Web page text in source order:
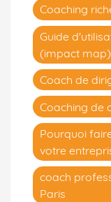
Coaching
Guide
(impact map)
Coach de
Coaching de
Pourquoi
votre
coach
Paris